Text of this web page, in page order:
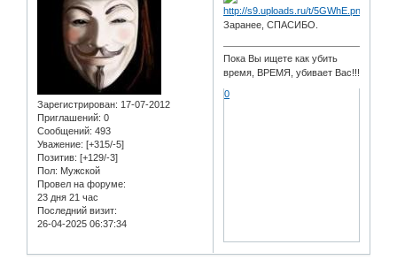
Зарегистрирован: 17-07-2012
Приглашений: 0
Сообщений: 493
Уважение: [+315/-5]
Позитив: [+129/-3]
Пол: Мужской
Провел на форуме:
23 дня 21 час
Последний визит:
26-04-2025 06:37:34
Заранее, СПАСИБО.
Пока Вы ищете как убить
время, ВРЕМЯ, убивает Вас!!!
0